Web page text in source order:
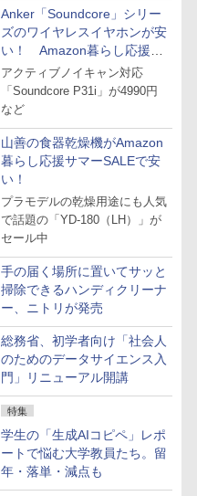
Anker「Soundcore」シリー
ズのワイヤレスイヤホンが安
い！ Amazon暮らし応援サ
マーSALE
アクティブノイキャン対応
「Soundcore P31i」が4990円
など
山善の食器乾燥機がAmazon
暮らし応援サマーSALEで安
い！
プラモデルの乾燥用途にも人気
で話題の「YD-180（LH）」が
セール中
手の届く場所に置いてサッと
掃除できるハンディクリーナ
ー、ニトリが発売
総務省、初学者向け「社会人
のためのデータサイエンス入
門」リニューアル開講
特集
学生の「生成AIコピペ」レポ
ートで悩む大学教員たち。留
年・落単・減点も